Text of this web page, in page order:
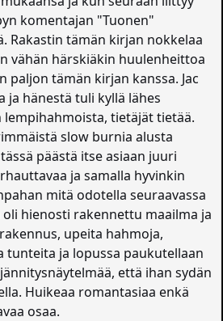
komentajan "Tuonen"
Rakastin tämän kirjan nokkelaa
vähän härskiäkin huulenheittoa
paljon tämän kirjan kanssa. Jac
ja hänestä tuli kyllä lähes
tietäjät tietää.
slow burnia alusta
päästä itse asiaan juuri
ja samalla hyvinkin
mitä odotella seuraavassa
oli hienosti rakennettu maailma ja
upeita hahmoja,
tunteita ja lopussa paukutellaan
että ihan sydän
Huikeaa romantasiaa enkä
osaa.